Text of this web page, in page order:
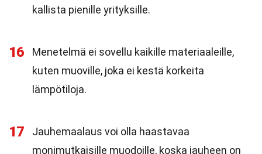
kallista pienille yrityksille.
16
Menetelmä ei sovellu kaikille materiaaleille,
kuten muoville, joka ei kestä korkeita
lämpötiloja.
17
Jauhemaalaus voi olla haastavaa
monimutkaisille muodoille, koska jauheen on